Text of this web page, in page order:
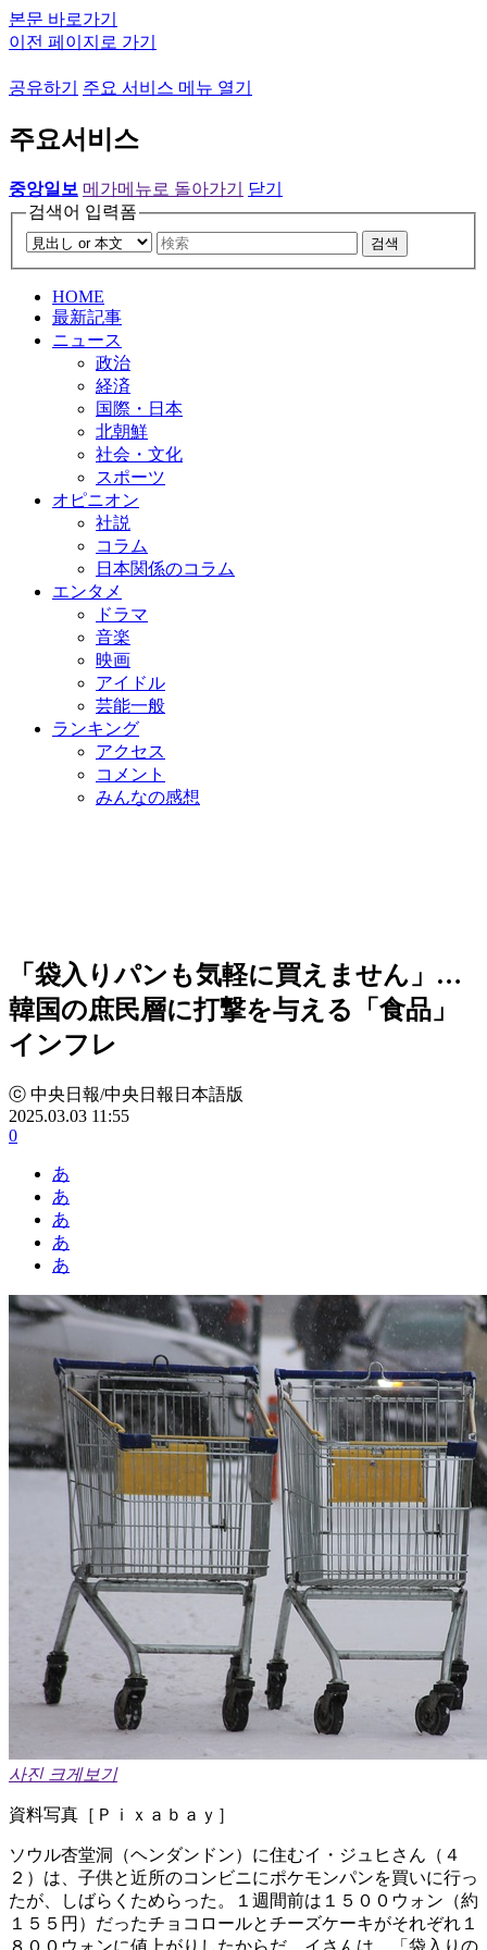
본문 바로가기
이전 페이지로 가기
공유하기 주요 서비스 메뉴 열기
주요서비스
중앙일보 메가메뉴로 돌아가기
닫기
검색어 입력폼
검색
HOME
最新記事
ニュース
政治
経済
国際・日本
北朝鮮
社会・文化
スポーツ
オピニオン
社説
コラム
日本関係のコラム
エンタメ
ドラマ
音楽
映画
アイドル
芸能一般
ランキング
アクセス
コメント
みんなの感想
「袋入りパンも気軽に買えません」…
韓国の庶民層に打撃を与える「食品」
インフレ
ⓒ 中央日報/中央日報日本語版
2025.03.03 11:55
0
あ
あ
あ
あ
あ
사진 크게보기
資料写真［Ｐｉｘａｂａｙ］
ソウル杏堂洞（ヘンダンドン）に住むイ・ジュヒさん（４
２）は、子供と近所のコンビニにポケモンパンを買いに行っ
たが、しばらくためらった。１週間前は１５００ウォン（約
１５５円）だったチョコロールとチーズケーキがそれぞれ１
８００ウォンに値上がりしたからだ。イさんは、「袋入りの